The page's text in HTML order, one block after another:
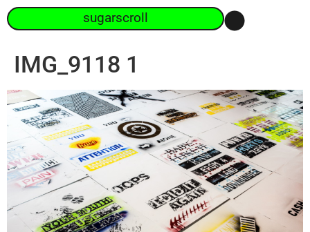
sugarscroll
IMG_9118 1